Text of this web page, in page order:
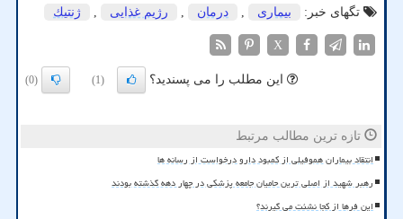
تگهای خبر:
بیماری درمان رژیم غذایی ژنتیك
X
این مطلب را می پسندید؟ (1)
(0)
تازه ترین مطالب مرتبط
انتقاد بیماران هموفیلی از کمبود دارو درخواست از رسانه ها
رهبر شهید از اصلی ترین حامیان جامعه پزشکی در چهار دهه گذشته بودند
این فرها از کجا نشئت می گیرند؟